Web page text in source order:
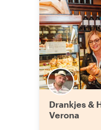
Drankjes &
Verona